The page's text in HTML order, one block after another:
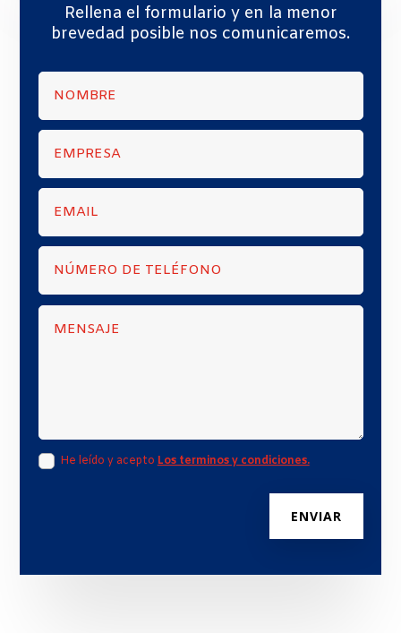
Rellena el formulario y en la menor
brevedad posible nos comunicaremos.
He leído y acepto Los terminos y condiciones.
ENVIAR